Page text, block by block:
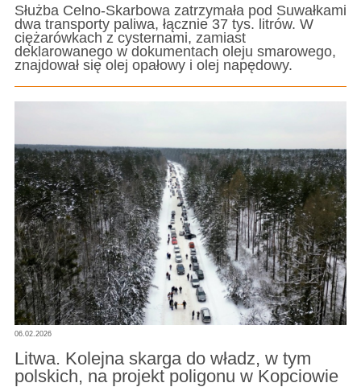
Służba Celno-Skarbowa zatrzymała pod Suwałkami
dwa transporty paliwa, łącznie 37 tys. litrów. W
ciężarówkach z cysternami, zamiast
deklarowanego w dokumentach oleju smarowego,
znajdował się olej opałowy i olej napędowy.
06.02.2026
Litwa. Kolejna skarga do władz, w tym
polskich, na projekt poligonu w Kopciowie